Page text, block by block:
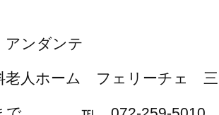
ンダンテ
老人ホーム フェリーチェ 三